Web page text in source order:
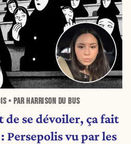
• PAR HARRISON DU BUS
de se dévoiler, ça fait
Persepolis vu par les